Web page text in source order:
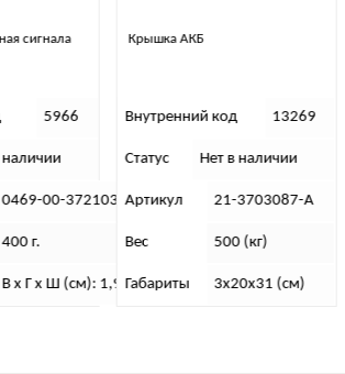
13269
наличии
3703087-А
(кг)
(см)
Комплект обогрева передних
Внутренний код 30755
Статус В наличии
Артикул 0063-00-8212007-00
Вес 330 г.
Размеры 3 х 32 х 32